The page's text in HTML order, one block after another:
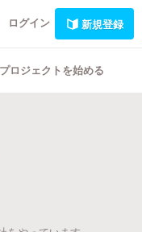
ログイン 新規登録
プロジェクトを始める